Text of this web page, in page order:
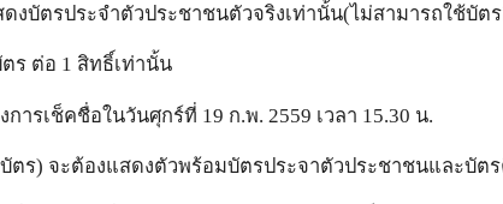
บัตรประจำตัวประชาชนตัวจริงเท่านั้น(ไม่สามารถใช้บัต
ร ต่อ 1 สิทธิ์เท่านั้น
ารเช็คชื่อในวันศุกร์ที่ 19 ก.พ. 2559 เวลา 15.30 น.
บัตร) จะต้องแสดงตัวพร้อมบัตรประจาตัวประชาชนและบั